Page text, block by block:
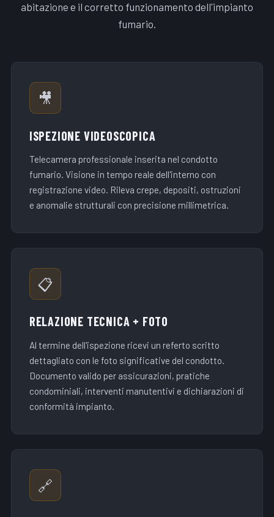
abitazione e il corretto funzionamento dell'impianto
fumario.
🎥
ISPEZIONE VIDEOSCOPICA
Telecamera professionale inserita nel condotto
fumario. Visione in tempo reale dell'interno con
registrazione video. Rileva crepe, depositi, ostruzioni
e anomalie strutturali con precisione millimetrica.
📋
RELAZIONE TECNICA + FOTO
Al termine dell'ispezione ricevi un referto scritto
dettagliato con le foto significative del condotto.
Documento valido per assicurazioni, pratiche
condominiali, interventi manutentivi e dichiarazioni di
conformità impianto.
🔗